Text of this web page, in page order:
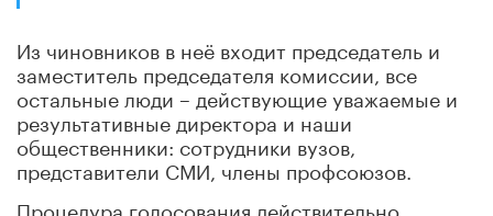
Из чиновников в неё входит председатель и
заместитель председателя комиссии, все
остальные люди – действующие уважаемые и
результативные директора и наши
общественники: сотрудники вузов,
представители СМИ, члены профсоюзов.
Процедура голосования действительно